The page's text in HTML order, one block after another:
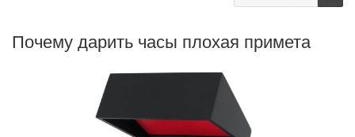
Почему дарить часы плохая примета